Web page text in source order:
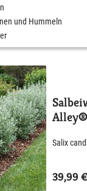
und Hummeln
Salix
39,99 €